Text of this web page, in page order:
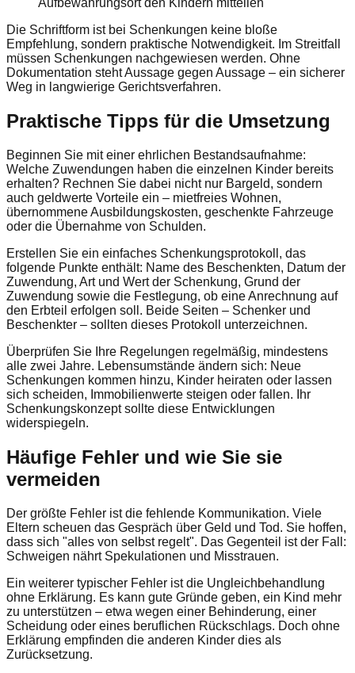
Aufbewahrungsort den Kindern mitteilen
Die Schriftform ist bei Schenkungen keine bloße
Empfehlung, sondern praktische Notwendigkeit. Im Streitfall
müssen Schenkungen nachgewiesen werden. Ohne
Dokumentation steht Aussage gegen Aussage – ein sicherer
Weg in langwierige Gerichtsverfahren.
Praktische Tipps für die Umsetzung
Beginnen Sie mit einer ehrlichen Bestandsaufnahme:
Welche Zuwendungen haben die einzelnen Kinder bereits
erhalten? Rechnen Sie dabei nicht nur Bargeld, sondern
auch geldwerte Vorteile ein – mietfreies Wohnen,
übernommene Ausbildungskosten, geschenkte Fahrzeuge
oder die Übernahme von Schulden.
Erstellen Sie ein einfaches Schenkungsprotokoll, das
folgende Punkte enthält: Name des Beschenkten, Datum der
Zuwendung, Art und Wert der Schenkung, Grund der
Zuwendung sowie die Festlegung, ob eine Anrechnung auf
den Erbteil erfolgen soll. Beide Seiten – Schenker und
Beschenkter – sollten dieses Protokoll unterzeichnen.
Überprüfen Sie Ihre Regelungen regelmäßig, mindestens
alle zwei Jahre. Lebensumstände ändern sich: Neue
Schenkungen kommen hinzu, Kinder heiraten oder lassen
sich scheiden, Immobilienwerte steigen oder fallen. Ihr
Schenkungskonzept sollte diese Entwicklungen
widerspiegeln.
Häufige Fehler und wie Sie sie
vermeiden
Der größte Fehler ist die fehlende Kommunikation. Viele
Eltern scheuen das Gespräch über Geld und Tod. Sie hoffen,
dass sich "alles von selbst regelt". Das Gegenteil ist der Fall:
Schweigen nährt Spekulationen und Misstrauen.
Ein weiterer typischer Fehler ist die Ungleichbehandlung
ohne Erklärung. Es kann gute Gründe geben, ein Kind mehr
zu unterstützen – etwa wegen einer Behinderung, einer
Scheidung oder eines beruflichen Rückschlags. Doch ohne
Erklärung empfinden die anderen Kinder dies als
Zurücksetzung.